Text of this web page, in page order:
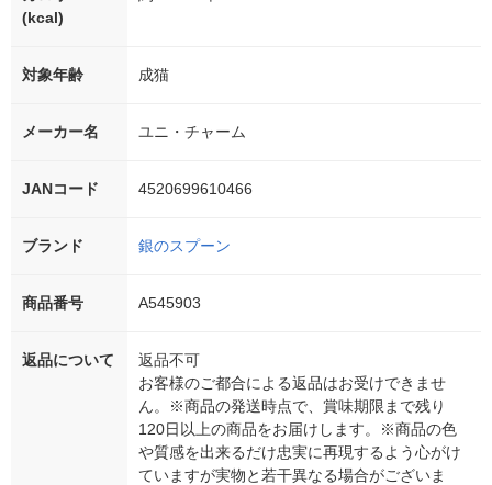
(kcal)
対象年齢 成猫
メーカー名 ユニ・チャーム
JANコード 4520699610466
ブランド 銀のスプーン
商品番号 A545903
返品について
返品不可
お客様のご都合による返品はお受けできませ
ん。※商品の発送時点で、賞味期限まで残り
120日以上の商品をお届けします。※商品の色
や質感を出来るだけ忠実に再現するよう心がけ
ていますが実物と若干異なる場合がございま